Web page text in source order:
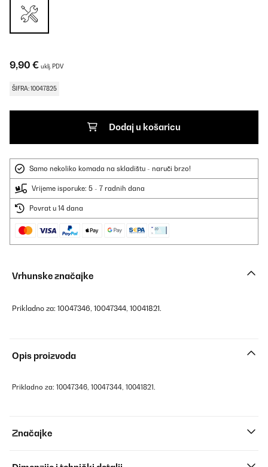
9,90 € uklj. PDV
ŠIFRA: 10047825
Dodaj u košaricu
Samo nekoliko komada na skladištu - naruči brzo!
Vrijeme isporuke: 5 - 7 radnih dana
Povrat u 14 dana
Vrhunske značajke
Prikladno za: 10047346, 10047344, 10041821.
Opis proizvoda
Prikladno za: 10047346, 10047344, 10041821.
Značajke